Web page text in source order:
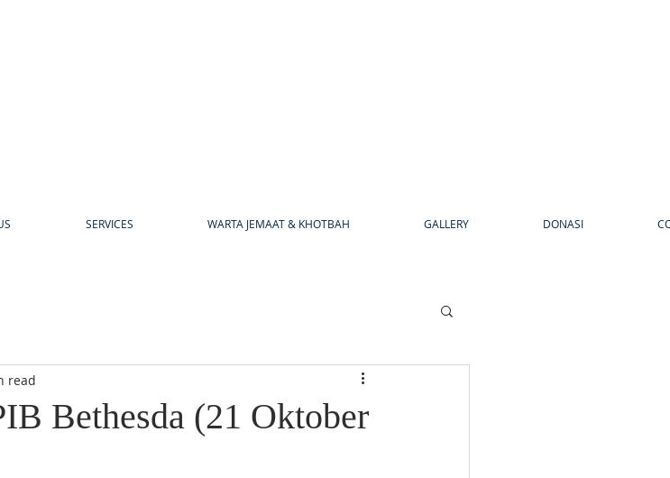
SERVICES WARTA JEMAAT & KHOTBAH GALLERY DONASI
Bethesda (21 Oktober
read